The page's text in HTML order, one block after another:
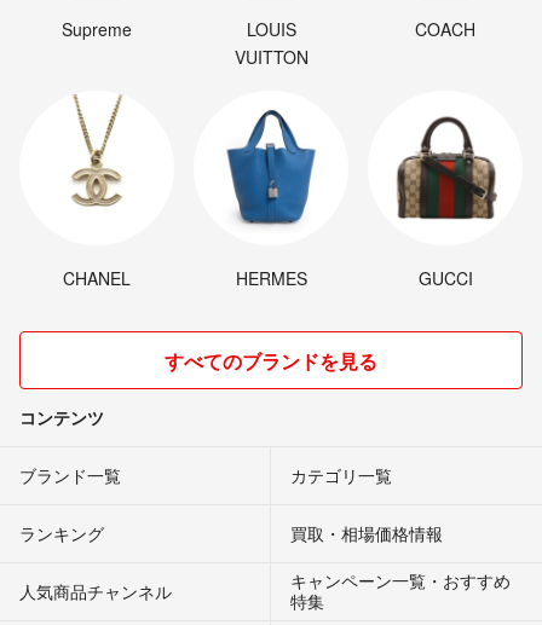
Supreme
LOUIS
VUITTON
COACH
CHANEL HERMES GUCCI
すべてのブランドを見る
コンテンツ
ブランド一覧 カテゴリ一覧
ランキング 買取・相場価格情報
人気商品チャンネル
キャンペーン一覧・おすすめ
特集